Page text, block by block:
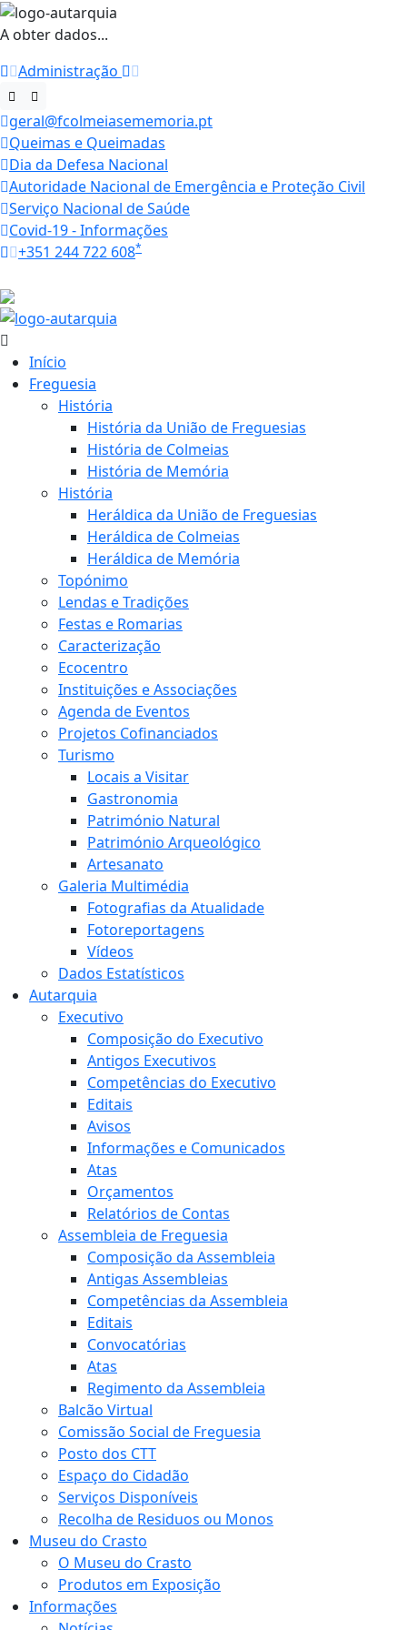
A obter dados...
Administração
geral@fcolmeiasememoria.pt
Queimas e Queimadas
Dia da Defesa Nacional
Autoridade Nacional de Emergência e Proteção Civil
Serviço Nacional de Saúde
Covid-19 - Informações
+351 244 722 608*
Início
Freguesia
História
História da União de Freguesias
História de Colmeias
História de Memória
História
Heráldica da União de Freguesias
Heráldica de Colmeias
Heráldica de Memória
Topónimo
Lendas e Tradições
Festas e Romarias
Caracterização
Ecocentro
Instituições e Associações
Agenda de Eventos
Projetos Cofinanciados
Turismo
Locais a Visitar
Gastronomia
Património Natural
Património Arqueológico
Artesanato
Galeria Multimédia
Fotografias da Atualidade
Fotoreportagens
Vídeos
Dados Estatísticos
Autarquia
Executivo
Composição do Executivo
Antigos Executivos
Competências do Executivo
Editais
Avisos
Informações e Comunicados
Atas
Orçamentos
Relatórios de Contas
Assembleia de Freguesia
Composição da Assembleia
Antigas Assembleias
Competências da Assembleia
Editais
Convocatórias
Atas
Regimento da Assembleia
Balcão Virtual
Comissão Social de Freguesia
Posto dos CTT
Espaço do Cidadão
Serviços Disponíveis
Recolha de Residuos ou Monos
Museu do Crasto
O Museu do Crasto
Produtos em Exposição
Informações